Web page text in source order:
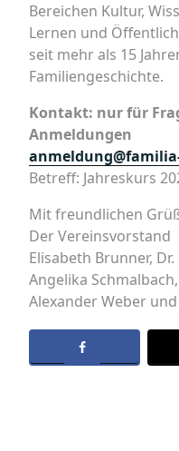
Bereichen Kultur,
Lernen und
seit mehr als 15
Familiengeschichte.
Kontakt: nur für
Anmeldungen
Betreff: Jahreskurs
Mit freundlichen
Der Vereinsvorstand
Elisabeth Brunner,
Angelika
Alexander Weber